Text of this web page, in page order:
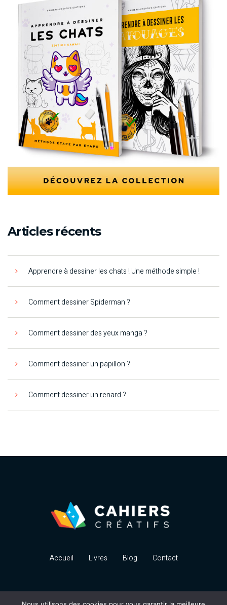
Articles récents
Apprendre à dessiner les chats ! Une méthode simple !
Comment dessiner Spiderman ?
Comment dessiner des yeux manga ?
Comment dessiner un papillon ?
Comment dessiner un renard ?
Accueil Livres Blog Contact